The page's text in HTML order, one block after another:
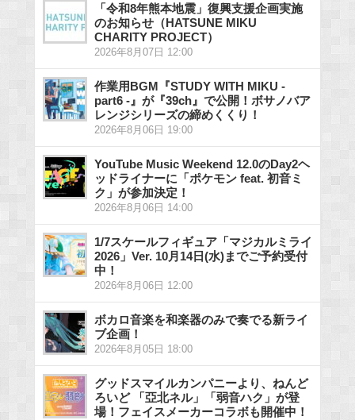
「令和8年熊本地震」復興支援企画実施
のお知らせ（HATSUNE MIKU
CHARITY PROJECT）
2026年8月07日 12:00
作業用BGM『STUDY WITH MIKU -
part6 -』が『39ch』で公開！ボサノバア
レンジシリーズの締めくくり！
2026年8月06日 19:00
YouTube Music Weekend 12.0のDay2ヘ
ッドライナーに「ポケモン feat. 初音ミ
ク」が参加決定！
2026年8月06日 14:00
1/7スケールフィギュア「マジカルミライ
2026」Ver. 10月14日(水)までご予約受付
中！
2026年8月06日 12:00
ボカロ音楽を和楽器のみで奏でる新ライ
ブ企画！
2026年8月05日 18:00
グッドスマイルカンパニーより、ねんど
ろいど 「亞北ネル」「弱音ハク」が登
場！フェイスメーカーコラボも開催中！